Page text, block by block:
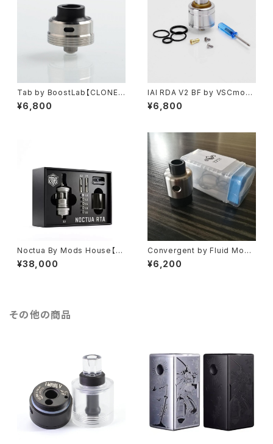
Tab by BoostLab【CLONE】
【22MM】【SS316L, Black PE
EK, SS304 Delrin】【Bottom
¥6,800
IAI RDA V2 BF by VSCmod
【送料無料】【CLONE】【SS31
6】 【22MM】【Squonk BF Pi
【クローン】【ベイプ】
¥6,800
Noctua By Mods House【送
料無料】【Authentic】【カラー各
種】【SS316】【22MM】【flavor
¥38,000
Convergent by Fluid Mods
【CLONE】【送料無料】【SS31
6】【22MM】【イタリア製 ハイエ
¥6,200
その他の商品